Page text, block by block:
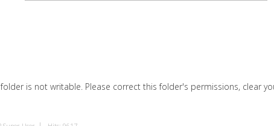
folder is not writable. Please correct this folder's permissions, clear